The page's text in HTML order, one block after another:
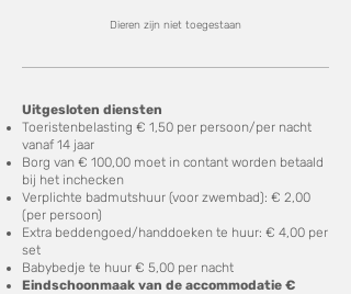
Dieren zijn niet toegestaan
Uitgesloten diensten
Toeristenbelasting € 1,50 per persoon/per nacht
vanaf 14 jaar
Borg van € 100,00 moet in contant worden betaald
bij het inchecken
Verplichte badmutshuur (voor zwembad): € 2,00
(per persoon)
Extra beddengoed/handdoeken te huur: € 4,00 per
set
Babybedje te huur € 5,00 per nacht
Eindschoonmaak van de accommodatie €